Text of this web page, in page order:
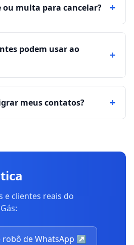
ou multa para cancelar? +
podem usar ao
+
meus contatos? +
e clientes reais do
de WhatsApp ↗